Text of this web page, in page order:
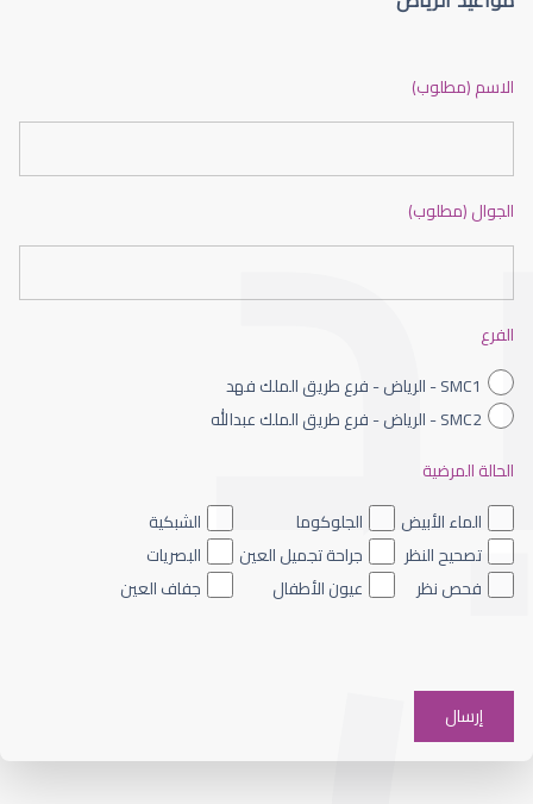
ضعف نظر الاطفال
ضعف نظر العين اليسرى
الاسم (مطلوب)
الجوال (مطلوب)
الفرع
SMC1 - الرياض - فرع طريق الملك فهد
SMC2 - الرياض - فرع طريق الملك عبدالله
الحالة المرضية
الماء الأبيض
الجلوكوما
الشبكية
تصحيح النظر
جراحة تجميل العين
البصريات
فحص نظر
عيون الأطفال جفاف العين